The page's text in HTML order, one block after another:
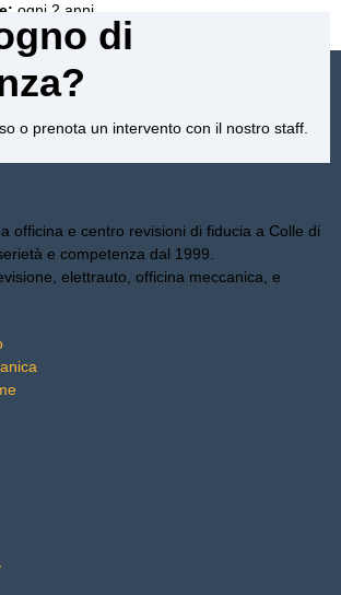
ogni 2 anni
rischio di sanzione e ritiro del libretto
di
o prenota un intervento con il nostro staff.
officina e centro revisioni di fiducia a Colle di
e competenza dal 1999.
elettrauto, officina meccanica, e